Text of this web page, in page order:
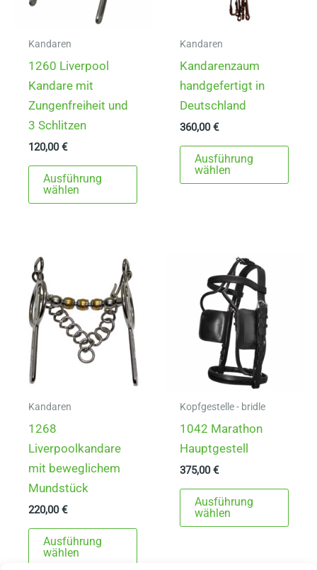
Kandaren
1260 Liverpool
Kandare mit
Zungenfreiheit und
3 Schlitzen
120,00€
Ausführung
wählen
Dieses
der
Produktseite
Kandaren
Kandarenzaum
handgefertigt in
Deutschland
360,00€
Ausführung
wählen
Kandaren
1268
Liverpoolkandare
mit beweglichem
Mundstück
220,00€
Ausführung
wählen
Dieses
Kopfgestelle - bridle
1042 Marathon
Hauptgestell
375,00€
Ausführung
wählen
weist